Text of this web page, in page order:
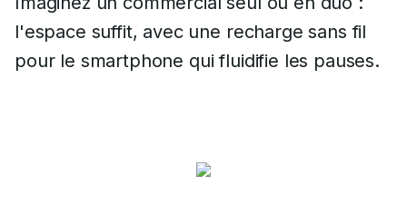
l'espace suffit, avec une recharge sans fil
pour le smartphone qui fluidifie les pauses.